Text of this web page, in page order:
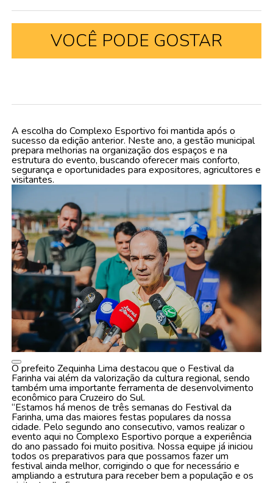
VOCÊ PODE GOSTAR
A escolha do Complexo Esportivo foi mantida após o
sucesso da edição anterior. Neste ano, a gestão municipal
prepara melhorias na organização dos espaços e na
estrutura do evento, buscando oferecer mais conforto,
segurança e oportunidades para expositores, agricultores e
visitantes.
O prefeito Zequinha Lima destacou que o Festival da
Farinha vai além da valorização da cultura regional, sendo
também uma importante ferramenta de desenvolvimento
econômico para Cruzeiro do Sul.
“Estamos há menos de três semanas do Festival da
Farinha, uma das maiores festas populares da nossa
cidade. Pelo segundo ano consecutivo, vamos realizar o
evento aqui no Complexo Esportivo porque a experiência
do ano passado foi muito positiva. Nossa equipe já iniciou
todos os preparativos para que possamos fazer um
festival ainda melhor, corrigindo o que for necessário e
ampliando a estrutura para receber bem a população e os